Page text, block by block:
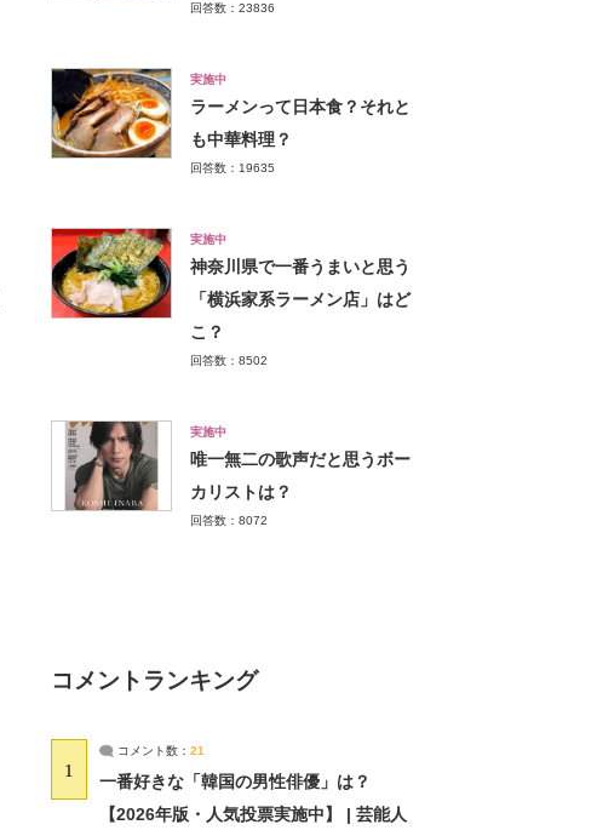
回答数：23836
実施中
ラーメンって日本食？それと
も中華料理？
回答数：19635
実施中
神奈川県で一番うまいと思う
「横浜家系ラーメン店」はど
こ？
回答数：8502
実施中
唯一無二の歌声だと思うボー
カリストは？
回答数：8072
コメントランキング
1
コメント数： 21
一番好きな「韓国の男性俳優」は？
【2026年版・人気投票実施中】 | 芸能人